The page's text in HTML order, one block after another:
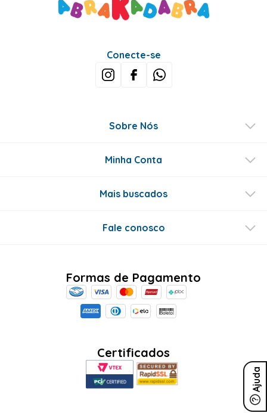
Ajuda
Conecte-se
Sobre Nós
Minha Conta
Mais buscados
Fale conosco
Formas de Pagamento
Certificados